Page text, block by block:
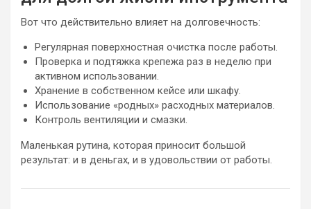
Вот что действительно влияет на долговечность:
Регулярная поверхностная очистка после работы.
Проверка и подтяжка крепежа раз в неделю при
активном использовании.
Хранение в собственном кейсе или шкафу.
Использование «родных» расходных материалов.
Контроль вентиляции и смазки.
Маленькая рутина, которая приносит большой
результат: и в деньгах, и в удовольствии от работы.